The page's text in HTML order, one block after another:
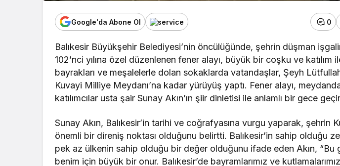
Google'da Abone Ol 0
Balıkesir Büyükşehir Belediyesi’nin öncülüğünde, şehrin düşman
102’nci yılına özel düzenlenen fener alayı, büyük bir coşku ve
bayrakları ve meşalelerle dolan sokaklarda vatandaşlar, Şeyh
Kuvayi Milliye Meydanı’na kadar yürüyüş yaptı. Fener alayı,
katılımcılar usta şair Sunay Akın’ın şiir dinletisi ile anlamlı bir gece
Sunay Akın, Balıkesir’in tarihi ve coğrafyasına vurgu yaparak, şehrin
önemli bir direniş noktası olduğunu belirtti. Balıkesir’in sahip olduğu
pek az ülkenin sahip olduğu bir değer olduğunu ifade eden Akın, “Bu
benim için büyük bir onur. Balıkesir’de bayramlarımız ve